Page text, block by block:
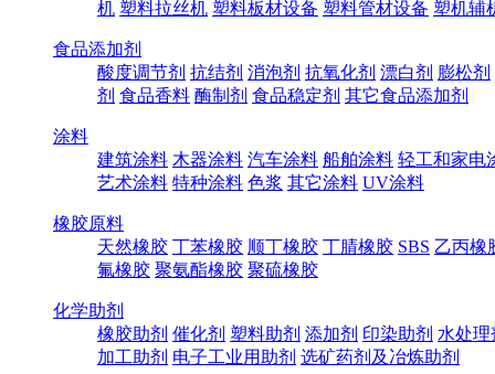
机 塑料拉丝机 塑料板材设备 塑料管材设备 塑机辅
食品添加剂
酸度调节剂 抗结剂 消泡剂 抗氧化剂 漂白剂 膨松剂
剂 食品香料 酶制剂 食品稳定剂 其它食品添加剂
涂料
建筑涂料 木器涂料 汽车涂料 船舶涂料 轻工和家电
艺术涂料 特种涂料 色浆 其它涂料 UV涂料
橡胶原料
天然橡胶 丁苯橡胶 顺丁橡胶 丁腈橡胶 SBS 乙丙橡
氟橡胶 聚氨酯橡胶 聚硫橡胶
化学助剂
橡胶助剂 催化剂 塑料助剂 添加剂 印染助剂 水处理
加工助剂 电子工业用助剂 选矿药剂及冶炼助剂